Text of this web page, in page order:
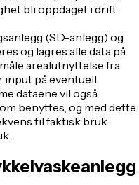
bli oppdaget i drift.
(SD-anlegg) og
og lagres alle data på
arealutnyttelse fra
input på eventuell
dataene vil også
benyttes, og med dette
til faktisk bruk.